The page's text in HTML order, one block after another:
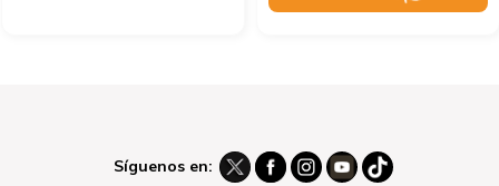
Síguenos en: